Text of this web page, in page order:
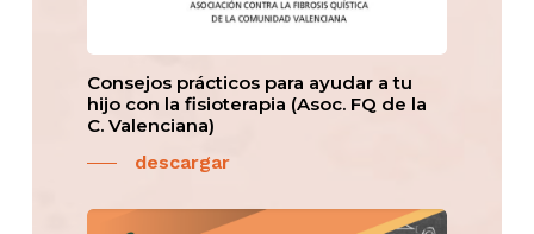
Consejos prácticos para ayudar a tu
hijo con la fisioterapia (Asoc. FQ de la
C. Valenciana)
descargar